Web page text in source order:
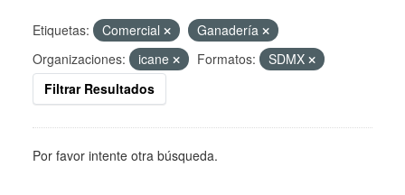
Etiquetas: Comercial
Ganadería
Organizaciones:
icane Formatos:
SDMX
Filtrar Resultados
Por favor intente otra búsqueda.